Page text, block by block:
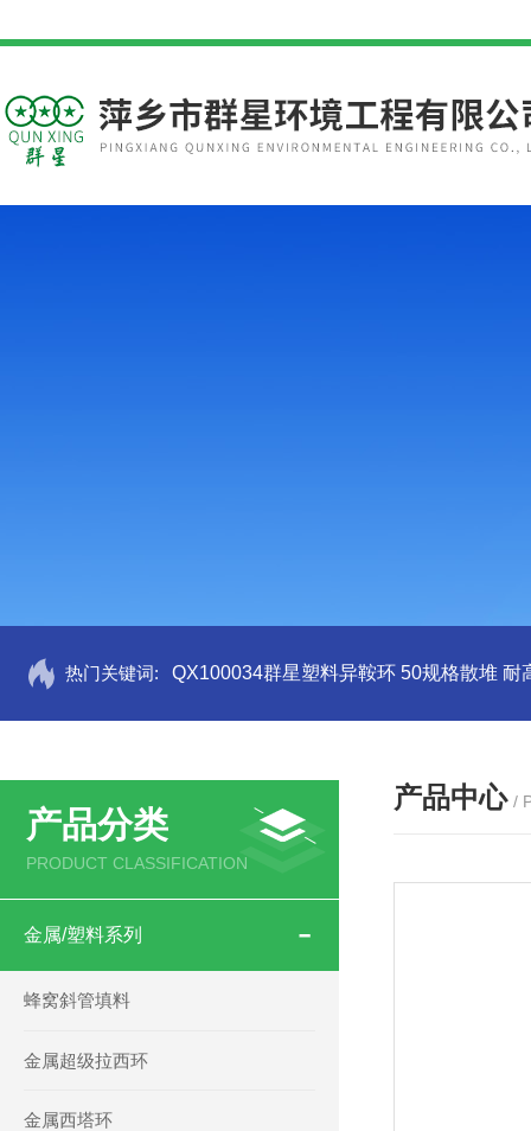
热门关键词: QX100034群星塑料异鞍环 50规格散堆 耐
产品分类
PRODUCT CLASSIFICATION
金属/塑料系列
蜂窝斜管填料
金属超级拉西环
金属西塔环
产品中心 /